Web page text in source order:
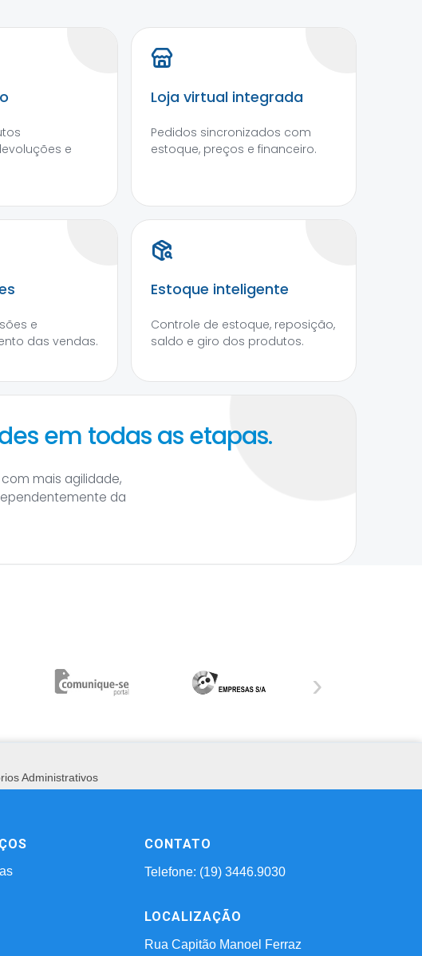
e
Loja virtual integrada
Pedidos sincronizados com
estoque, preços e financeiro.
e
das vendas.
Estoque inteligente
Controle de estoque, reposição,
saldo e giro dos produtos.
em todas as etapas.
mais agilidade,
da
›
Administrativos
CONTATO
Telefone: (19) 3446.9030
LOCALIZAÇÃO
Rua Capitão Manoel Ferraz